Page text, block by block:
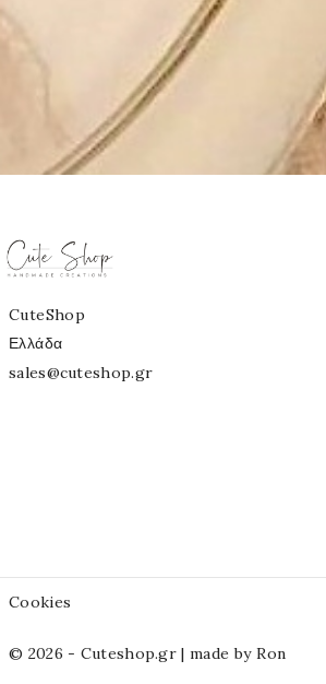
CuteShop
Ελλάδα
sales@cuteshop.gr
Cookies
© 2026 - Cuteshop.gr | made by Ron